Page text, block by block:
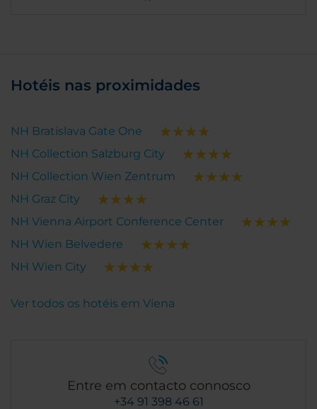
Hotéis nas proximidades
NH Bratislava Gate One
NH Collection Salzburg City
NH Collection Wien Zentrum
NH Graz City
NH Vienna Airport Conference Center
NH Wien Belvedere
NH Wien City
Ver todos os hotéis em Viena
Entre em contacto connosco
+34 91 398 46 61